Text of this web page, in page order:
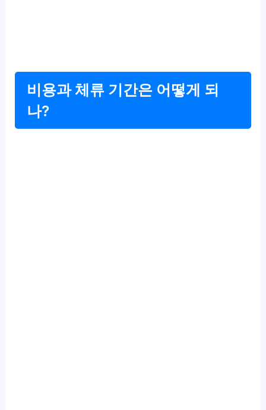
비용과 체류 기간은 어떻게 되
나?